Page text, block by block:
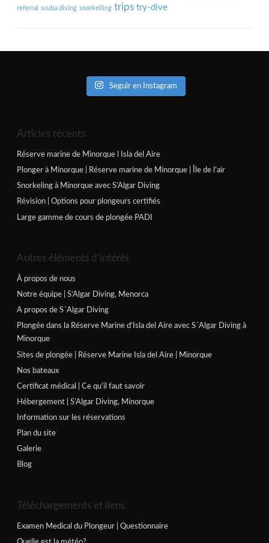
referral scuba diving snorkelling trips try-dive
Seguir en Instagram
Articles récents
Réserve marine de Minorque l Isla del Aire
Plonger à Minorque | Réserve marine de Minorque | Île de l’air
Snorkeling à Minorque avec S’Algar Diving
Révision | Options pour plongeurs certifiés
Large gamme de cours de plongée PADI
Autres éléments d’intérêt
À propos de nous
Notre équipe | S’Algar Diving, Menorca
A propos de S´Algar Diving
Plongée dans la Réserve Marine d’Isla del Aire avec S´Algar Diving à
Minorque
Sites de plongée | Réserve Marine Isla del Aire | Minorque
Nos bateaux
Certificat médical | Ce qu’il faut savoir
Hébergement | S’Algar Diving, Minorque
Information sur les réservations
Plan du site
Galerie
Blog
Téléchargements et liens
Examen Medical du Plongeur | Questionnaire